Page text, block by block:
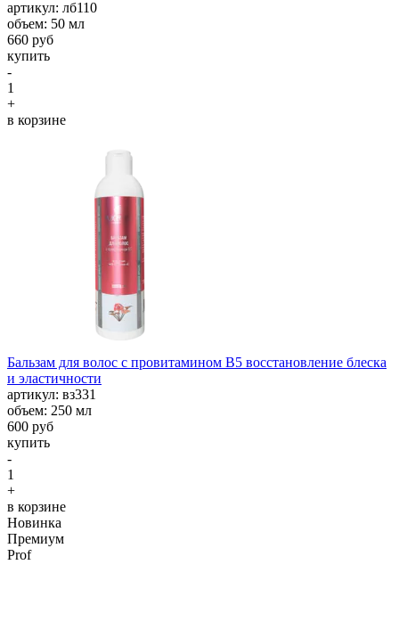
aртикул: лб110
объем: 50 мл
660 руб
купить
-
1
+
в корзине
Бальзам для волос с провитамином В5 восстановление блеска
и эластичности
aртикул: вз331
объем: 250 мл
600 руб
купить
-
1
+
в корзине
Новинка
Премиум
Prof